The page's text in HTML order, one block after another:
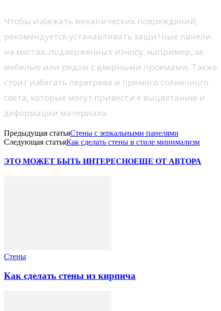
Чтобы избежать механических повреждений,
рекомендуется устанавливать защитные панели
на местах, подверженных износу, например, за
мебелью или рядом с дверными проемами. Также
стоит избегать перегрева и прямого солнечного
света, которые могут привести к выцветанию и
деформации материала.
Предыдущая статьяСтены с зеркальными панелями
Следующая статьяКак сделать стены в стиле минимализм
ЭТО МОЖЕТ БЫТЬ ИНТЕРЕСНОЕЩЕ ОТ АВТОРА
Стены
Как сделать стены из кирпича